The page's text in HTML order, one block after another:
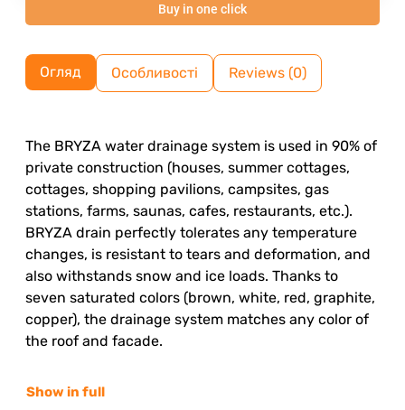
Buy in one click
Огляд Особливості Reviews (0)
The BRYZA water drainage system is used in 90% of
private construction (houses, summer cottages,
cottages, shopping pavilions, campsites, gas
stations, farms, saunas, cafes, restaurants, etc.).
BRYZA drain perfectly tolerates any temperature
changes, is resistant to tears and deformation, and
also withstands snow and ice loads. Thanks to
seven saturated colors (brown, white, red, graphite,
copper), the drainage system matches any color of
the roof and facade.
Show in full